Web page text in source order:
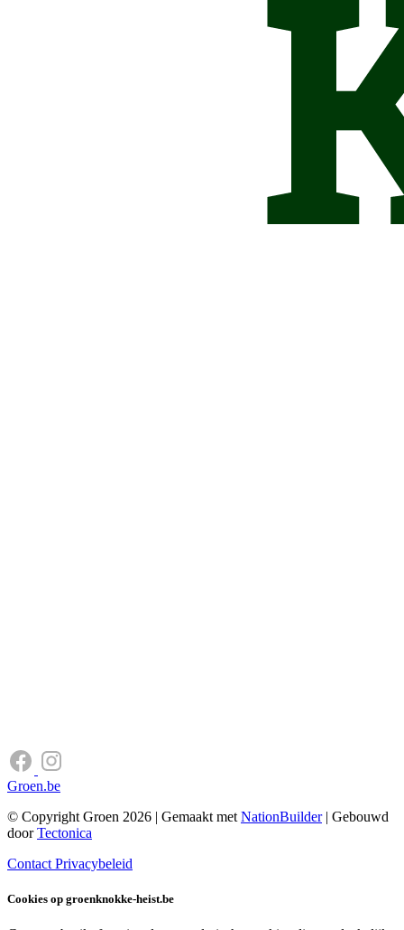
Groen.be
© Copyright Groen 2026 | Gemaakt met NationBuilder| Gebouwd
doorTectonica
Contact Privacybeleid
Cookies op groenknokke-heist.be